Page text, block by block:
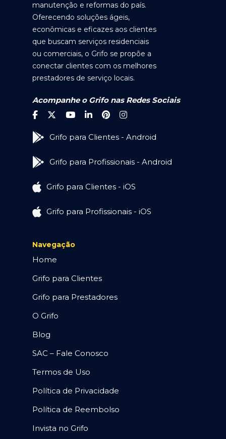
manutenção e reformas do país.
Oferecendo soluções ágeis,
econômicas e eficazes aos clientes
que buscam serviços residenciais
ou comerciais, o Grifo se propõe a
conectar clientes com os melhores
prestadores de serviço locais.
Acompanhe o Grifo nas Redes Sociais
Grifo para Clientes - Android
Grifo para Profissionais - Android
Grifo para Clientes - iOS
Grifo para Profissionais - iOS
Navegação
Home
Grifo para Clientes
Grifo para Prestadores
O Grifo
Blog
SAC – Fale Conosco
Termos de Uso
Política de Privacidade
Política de Reembolso
Invista no Grifo